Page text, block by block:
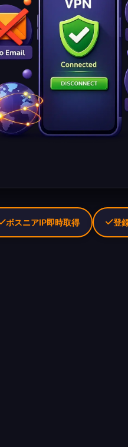
ボスニアIP即時取得 登